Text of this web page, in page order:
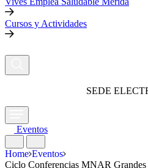
Cursos y Actividades
SEDE
Eventos
Home Eventos
Ciclo Conferencias MNAR